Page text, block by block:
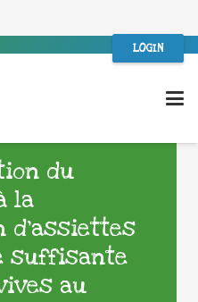
LOGIN
du
la
d’assiettes
suffisante
au